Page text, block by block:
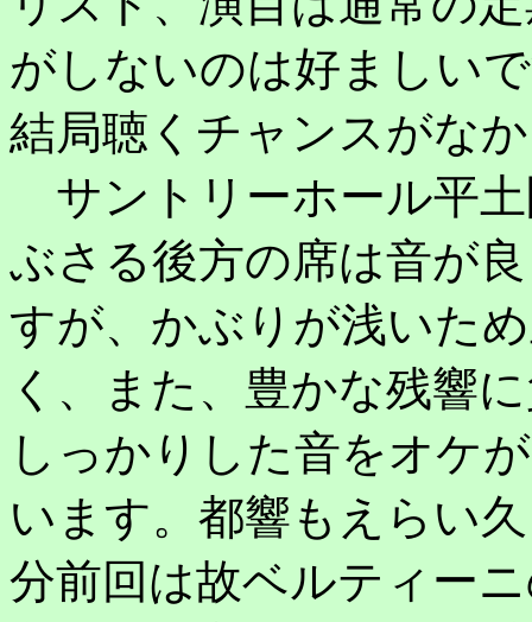
がしないのは好ましい
結局聴くチャンスがな
サントリーホール平
ぶさる後方の席は音が
すが、かぶりが浅いた
く、また、豊かな残響
しっかりした音をオケ
います。都響もえらい
分前回は故ベルティー